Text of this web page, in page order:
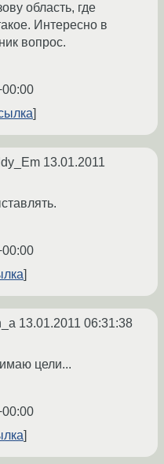
область, где
Интересно в
вопрос.
13.01.2011
13.01.2011 06:31:38
цели...